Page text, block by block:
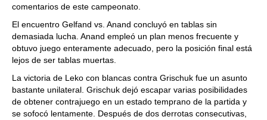
comentarios de este campeonato.
El encuentro Gelfand vs. Anand concluyó en tablas sin
demasiada lucha. Anand empleó un plan menos frecuente y
obtuvo juego enteramente adecuado, pero la posición final está
lejos de ser tablas muertas.
La victoria de Leko con blancas contra Grischuk fue un asunto
bastante unilateral. Grischuk dejó escapar varias posibilidades
de obtener contrajuego en un estado temprano de la partida y
se sofocó lentamente. Después de dos derrotas consecutivas,